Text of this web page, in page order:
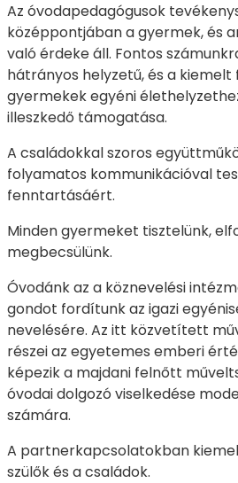
Az óvodapedagógusok
középpontjában a gyermek, és
való érdeke áll. Fontos
hátrányos helyzetű, és a
gyermekek egyéni
illeszkedő támogatása.
A családokkal szoros
folyamatos kommunikációval
fenntartásáért.
Minden gyermeket tisztelünk,
megbecsülünk.
Óvodánk az a köznevelési
gondot fordítunk az igazi
nevelésére. Az itt közvetített
részei az egyetemes emberi
képezik a majdani felnőtt
óvodai dolgozó viselkedése
számára.
A partnerkapcsolatokban
szülők és a családok.